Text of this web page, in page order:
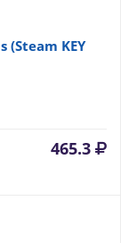
(Steam KEY
465.3